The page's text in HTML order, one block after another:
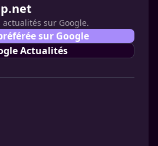
sur Google.
sur Google
Actualités